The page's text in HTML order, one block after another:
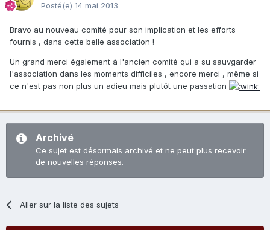
Posté(e) 14 mai 2013
Bravo au nouveau comité pour son implication et les efforts
fournis , dans cette belle association !
Un grand merci également à l'ancien comité qui a su sauvgarder
l'association dans les moments difficiles , encore merci , même si
ce n'est pas non plus un adieu mais plutôt une passation
Archivé
Ce sujet est désormais archivé et ne peut plus recevoir
de nouvelles réponses.
Aller sur la liste des sujets